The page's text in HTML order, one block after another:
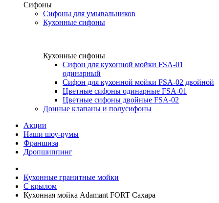
Сифоны
Сифоны для умывальников
Кухонные сифоны
Кухонные сифоны
Сифон для кухонной мойки FSA-01
одинарный
Сифон для кухонной мойки FSA-02 двойной
Цветные сифоны одинарные FSA-01
Цветные сифоны двойные FSA-02
Донные клапаны и полусифоны
Акции
Наши шоу-румы
Франшиза
Дропшиппинг
Кухонные гранитные мойки
С крылом
Кухонная мойка Adamant FORT Сахара